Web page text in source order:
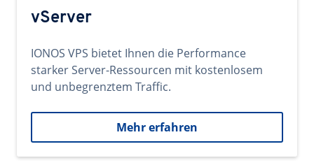
vServer
IONOS VPS bietet Ihnen die Performance
starker Server-Ressourcen mit kostenlosem
und unbegrenztem Traffic.
Mehr erfahren